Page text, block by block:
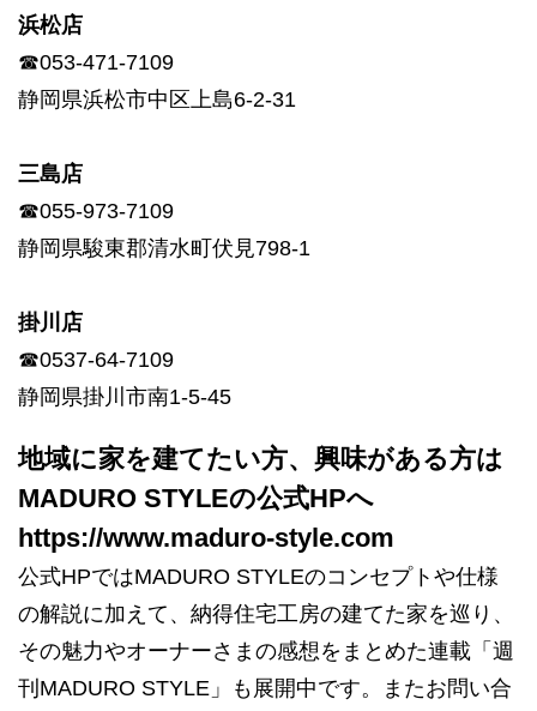
浜松店
☎053-471-7109
静岡県浜松市中区上島6-2-31
三島店
☎055-973-7109
静岡県駿東郡清水町伏見798-1
掛川店
☎0537-64-7109
静岡県掛川市南1-5-45
地域に家を建てたい方、興味がある方は
MADURO STYLEの公式HPへ
https://www.maduro-style.com
公式HPではMADURO STYLEのコンセプトや仕様
の解説に加えて、納得住宅工房の建てた家を巡り、
その魅力やオーナーさまの感想をまとめた連載「週
刊MADURO STYLE」も展開中です。またお問い合